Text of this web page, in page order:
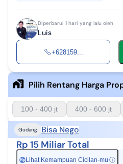
Diperbarui 1 hari yang lalu oleh
Luis
+628159...
Pilih Rentang Harga
100 - 400 jt 400 - 600 jt
Gudang Bisa Nego
Rp 15 Miliar Total
Rp Lihat Kemampuan Cicilan-mu ⓘ